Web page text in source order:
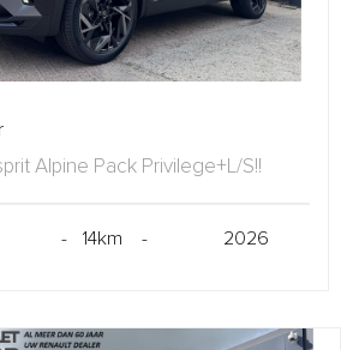
Alpine Pack Privilege+L/S!!
- 14km - 2026